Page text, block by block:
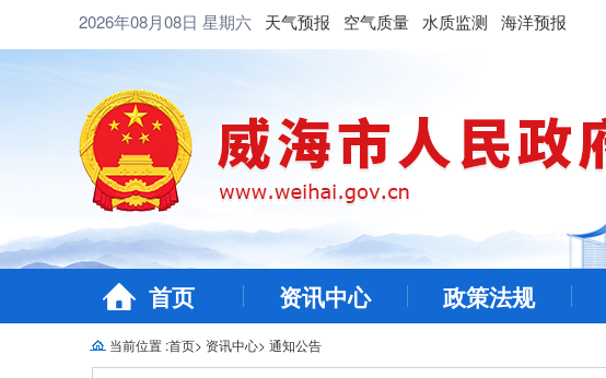
2026年08月08日 星期六 天气预报 空气质量 水质监测 海洋预报
首页 资讯中心 政策法规
当前位置 :首页> 资讯中心> 通知公告